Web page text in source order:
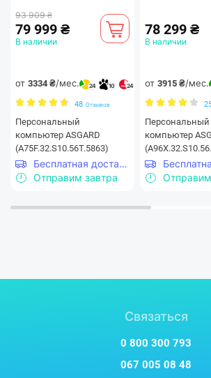
93 909 ₴
79 999 ₴
В наличии
от 3334 ₴/мес. 24 10 24
48 Отзывов
Персональный
компьютер ASGARD
(A75F.32.S10.56T.5863)
Бесплатная доставка
Отправим завтра
78 299 ₴
В наличии
от 3915 ₴/мес.
Персональный
компьютер
Связаться
0 800 300 793
067 005 08 48